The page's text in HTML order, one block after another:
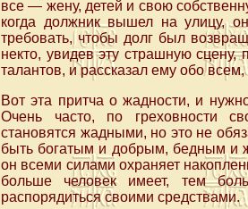
все — жену, детей и свою
когда должник вышел на улицу,
требовать, чтобы долг был
некто, увидев эту страшную
талантов, и рассказал ему обо
Вот эта притча о жадности, и
Очень часто, по греховности
становятся жадными, но это не
быть богатым и добрым, бедным и
он всеми силами охраняет
больше человек имеет, тем
распорядиться своими средствами.